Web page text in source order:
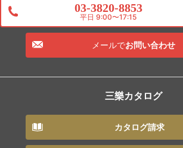
03-3820-8853
平日 9:00〜17:15
メールでお問い合わせ
三樂カタログ
カタログ請求